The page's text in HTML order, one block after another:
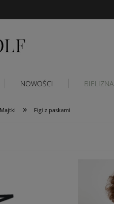
NOWOŚCI BIELIZNA
Majtki » Figi z paskami